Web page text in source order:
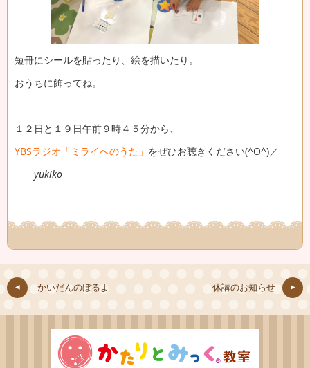
短冊にシールを貼ったり、絵を描いたり。
おうちに飾ってね。
１２日と１９日午前９時４５分から、
YBSラジオ「ミライへのうた」 をぜひお聴きください(^O^)／
yukiko
かいだんのぼるよ 休講のお知らせ